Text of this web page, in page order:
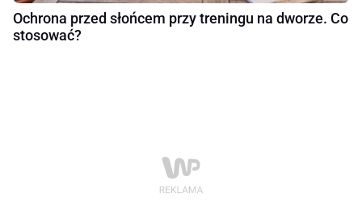
Ochrona przed słońcem przy treningu na dworze. Co
stosować?